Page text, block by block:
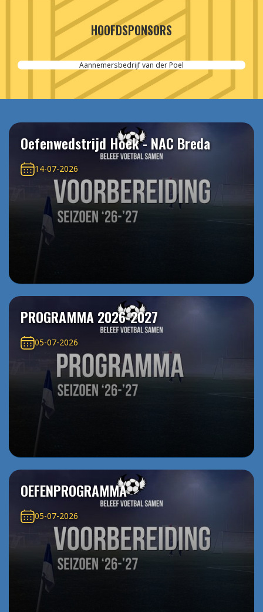
HOOFDSPONSORS
Aannemersbedrijf van der Poel
Oefenwedstrijd Hoek - NAC Breda
14-07-2026
PROGRAMMA 2026-2027
05-07-2026
OEFENPROGRAMMA
05-07-2026